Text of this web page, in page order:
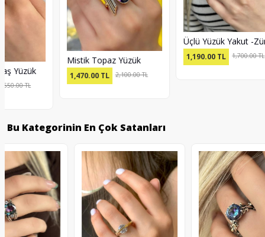
Mistik Topaz Yüzük
1,470.00 2,100.00 TL
Üçlü Yüzük Yakut -Zümrüt-Mistik Topaz
1,190.00 1,700.00 TL
Bu Kategorinin En Çok Satanları